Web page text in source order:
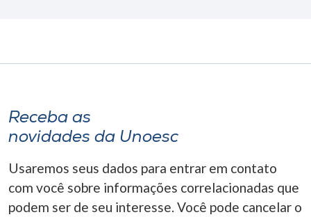
Receba as
novidades da Unoesc
Usaremos seus dados para entrar em contato
com você sobre informações correlacionadas que
podem ser de seu interesse. Você pode cancelar o